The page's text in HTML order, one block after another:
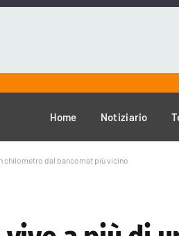
Home Notiziario
chilometro dal bancomat più vicino